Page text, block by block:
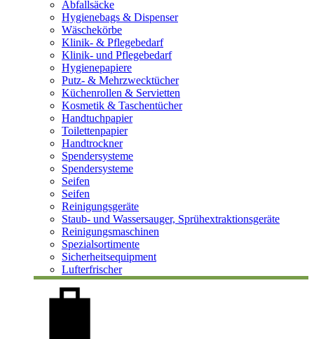
Abfallsäcke
Hygienebags & Dispenser
Wäschekörbe
Klinik- & Pflegebedarf
Klinik- und Pflegebedarf
Hygienepapiere
Putz- & Mehrzwecktücher
Küchenrollen & Servietten
Kosmetik & Taschentücher
Handtuchpapier
Toilettenpapier
Handtrockner
Spendersysteme
Spendersysteme
Seifen
Seifen
Reinigungsgeräte
Staub- und Wassersauger, Sprühextraktionsgeräte
Reinigungsmaschinen
Spezialsortimente
Sicherheitsequipment
Lufterfrischer